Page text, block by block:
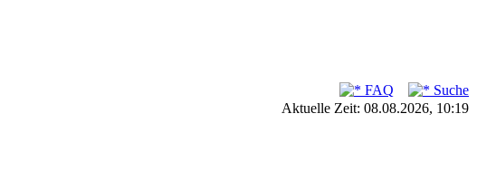
FAQ
Suche
Aktuelle Zeit: 08.08.2026, 10:19